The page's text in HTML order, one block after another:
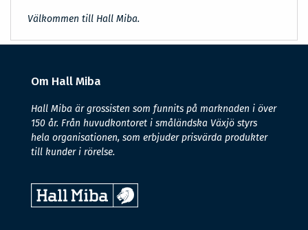
Välkommen till Hall Miba.
Om Hall Miba
Hall Miba är grossisten som funnits på marknaden i över
150 år. Från huvudkontoret i småländska Växjö styrs
hela organisationen, som erbjuder prisvärda produkter
till kunder i rörelse.